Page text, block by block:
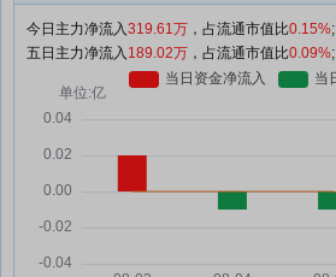
今日主力净流入319.61万 ，占流通市值比0.15%;
五日主力净流入 189.02万 ，占流通市值比0.09%;